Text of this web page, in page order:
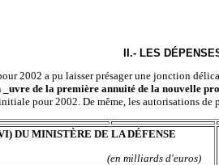
II.- LES
2002 a pu laisser présager une jonction
_uvre de la première annuité de la nouvelle
pour 2002. De même, les autorisations
DU MINISTÈRE DE LA DÉFENSE
(en milliards d'euros)